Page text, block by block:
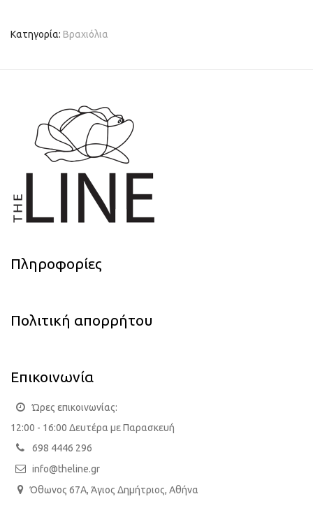
Κατηγορία: Βραχιόλια
Πληροφορίες
Πολιτική απορρήτου
Επικοινωνία
Ώρες επικοινωνίας:
12:00 - 16:00 Δευτέρα με Παρασκευή
698 4446 296
info@theline.gr
Όθωνος 67Α, Άγιος Δημήτριος, Αθήνα